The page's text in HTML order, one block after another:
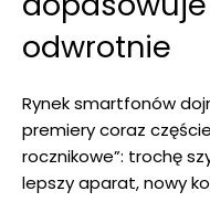
odwrotnie
Rynek smartfonów
premiery coraz
rocznikowe”: trochę
lepszy aparat, nowy